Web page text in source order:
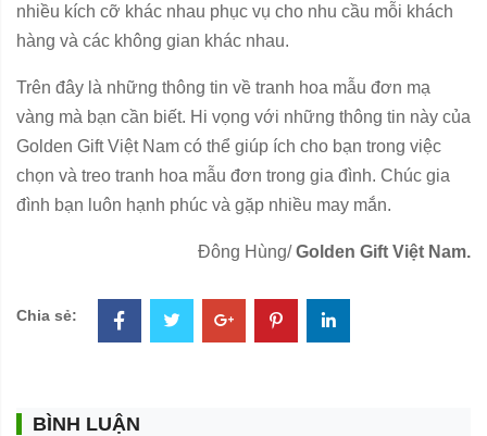
nhiều kích cỡ khác nhau phục vụ cho nhu cầu mỗi khách
hàng và các không gian khác nhau.
Trên đây là những thông tin về tranh hoa mẫu đơn mạ
vàng mà bạn cần biết. Hi vọng với những thông tin này của
Golden Gift Việt Nam có thể giúp ích cho bạn trong việc
chọn và treo tranh hoa mẫu đơn trong gia đình. Chúc gia
đình bạn luôn hạnh phúc và gặp nhiều may mắn.
Đông Hùng/Golden Gift Việt Nam.
Chia sẻ:
BÌNH LUẬN